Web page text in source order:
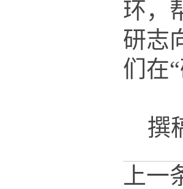
环，
研志
们在
撰
上一